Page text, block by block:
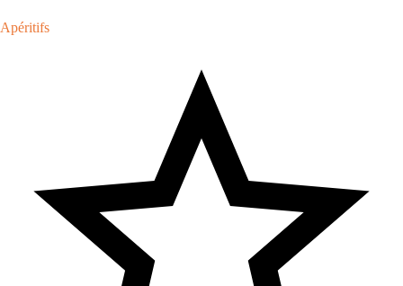
Apéritifs